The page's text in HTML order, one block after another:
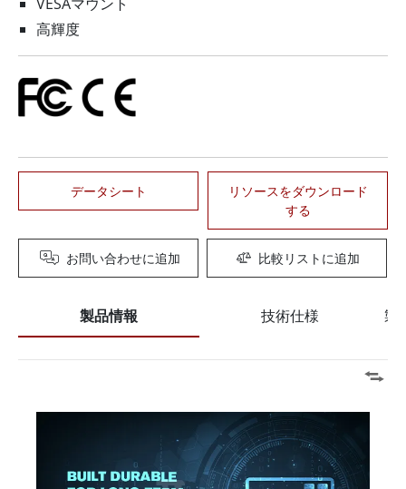
高輝度
データシート
リソースをダウンロード
する
お問い合わせに追加 比較リストに追加
製品情報 技術仕様 製